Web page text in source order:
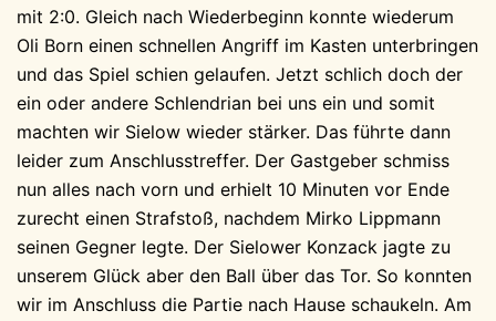
mit 2:0. Gleich nach Wiederbeginn konnte wiederum
Oli Born einen schnellen Angriff im Kasten unterbringen
und das Spiel schien gelaufen. Jetzt schlich doch der
ein oder andere Schlendrian bei uns ein und somit
machten wir Sielow wieder stärker. Das führte dann
leider zum Anschlusstreffer. Der Gastgeber schmiss
nun alles nach vorn und erhielt 10 Minuten vor Ende
zurecht einen Strafstoß, nachdem Mirko Lippmann
seinen Gegner legte. Der Sielower Konzack jagte zu
unserem Glück aber den Ball über das Tor. So konnten
wir im Anschluss die Partie nach Hause schaukeln. Am